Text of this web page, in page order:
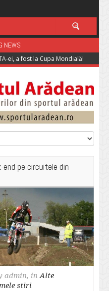
NEWS
ei, a fost la Cupa Mondială!
pe circuitele din
admin, inAlte
stiri